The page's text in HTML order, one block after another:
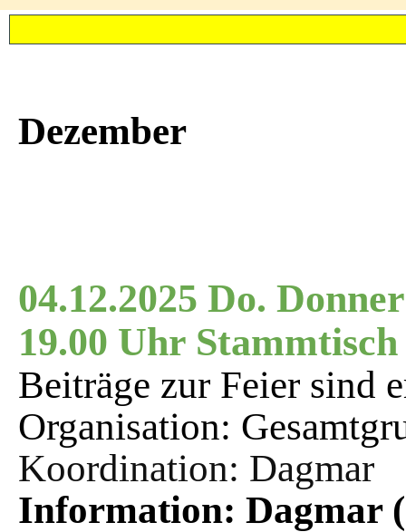
Dezember
04.12.2025 Do.
19.00 Uhr
Beiträge zur Feier sind
Organisation:
Koordination: Dagmar
Information: Dagmar